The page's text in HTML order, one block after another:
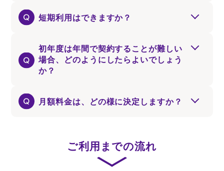
短期利用はできますか？
初年度は年間で契約することが難しい
場合、どのようにしたらよいでしょう
か？
月額料金は、どの様に決定しますか？
ご利用までの流れ